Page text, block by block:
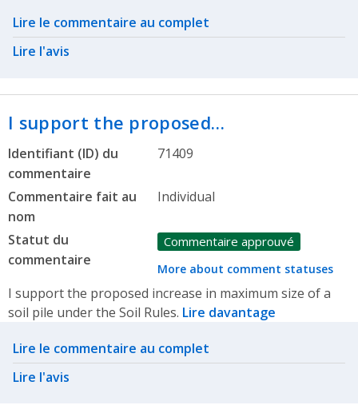
Related actions
Lire le commentaire au complet
Lire l'avis
I support the proposed…
Identifiant (ID) du
commentaire
71409
Commentaire fait au
nom
Individual
Statut du
commentaire
Commentaire approuvé
More about comment statuses
I support the proposed increase in maximum size of a
soil pile under the Soil Rules. Lire davantage
Related actions
Lire le commentaire au complet
Lire l'avis